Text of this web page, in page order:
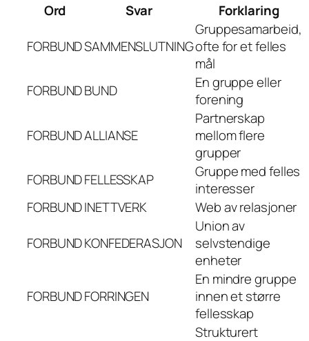
Ord Svar
Forklaring
FORBUNDSAMMENSLUTNING
Gruppesamarbeid,
ofte for et felles
mål
FORBUNDBUND
En gruppe eller
forening
FORBUNDALLIANSE
Partnerskap
mellom flere
grupper
FORBUNDFELLESSKAP
Gruppe med felles
interesser
FORBUNDINETTVERK
Web av relasjoner
FORBUNDKONFEDERASJON
Union av
selvstendige
enheter
FORBUNDFORRINGEN
En mindre gruppe
innen et større
fellesskap
Strukturert